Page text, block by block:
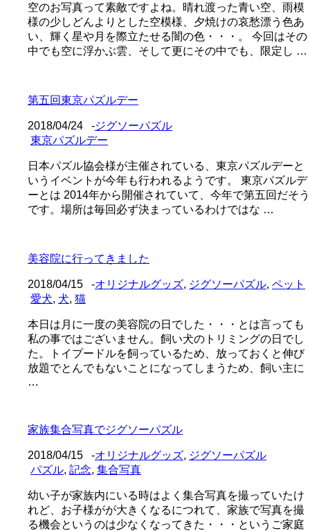
空のお写真って素敵ですよね。晴れ渡った青い空、雨模
様の少しどんよりとした空模様、夕焼けの哀愁漂う色あ
い、輝く星や月を際立たせる闇の色・・・。 今回はその
中でも空に浮かぶ雲、そして更にその中でも、限定し …
第五回東京パズルデー
2018/04/24 -ジグソーパズル
東京パズルデー
日本パズル協会様が主催されている、東京パズルデーと
いうイベントが今年も行われるようです。 東京パズルデ
ーとは 2014年から開催されていて、今年で第五回だそう
です。場所は毎回必ず決まっているわけではな …
美容院に行ってきました
2018/04/15 -オリジナルグッズ, ジグソーパズル, ペット
愛犬, 犬, 猫
本日は月に一度の美容院の日でした・・・とは言っても
私の事ではございません。飼い犬のトリミングの日でし
た。トイプードルを飼っているため、放っておくと伸び
放題でとんでもないことになってしまうため、飼い主に
…
家族集合写真でジグソーパズル
2018/04/15 -オリジナルグッズ, ジグソーパズル
パズル, 記念, 集合写真
幼い子が家族内にいる時はよく集合写真を撮っていたけ
れど、お子様がが大きくなるにつれて、家族で写真を撮
る機会というのは少なくなってきた・・・というご家庭